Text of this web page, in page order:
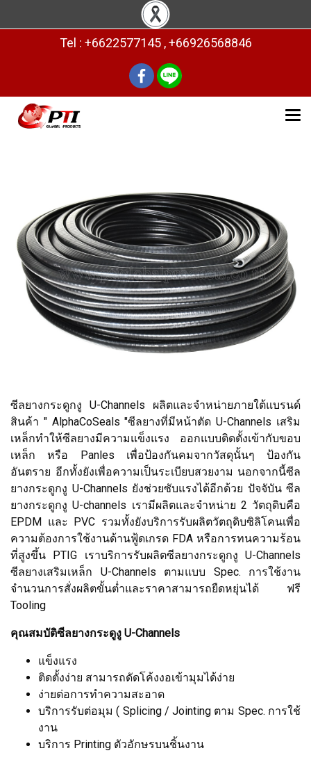
Tel : +6622577145 , +66926568846
ซีลยางกระดูกงู U-Channels ผลิตและจำหน่ายภายใต้แบรนด์
สินค้า " AlphaCoSeals "ซีลยางที่มีหน้าตัด U-Channels เสริม
เหล็กทำให้ซีลยางมีความแข็งแรง ออกแบบติดตั้งเข้ากับขอบ
เหล็ก หรือ Panles เพื่อป้องกันคมจากวัสดุนั้นๆ ป้องกัน
อันตราย อีกทั้งยังเพื่อความเป็นระเบียบสวยงาม นอกจากนี้ซีล
ยางกระดูกงู U-Channels ยังช่วยซับแรงได้อีกด้วย ปัจจับัน ซีล
ยางกระดูกงู U-channels เรามีผลิตและจำหน่าย 2 วัตถุดิบคือ
EPDM และ PVC รวมทั้งยังบริการรับผลิตวัตถุดิบซิลิโคนเพื่อ
ความต้องการใช้งานด้านฟู้ดเกรด FDA หรือการทนความร้อน
ที่สูงขึ้น PTIG เราบริการรับผลิตซีลยางกระดูกงู U-Channels
ซีลยางเสริมเหล็ก U-Channels ตามแบบ Spec. การใช้งาน
จำนวนการสั่งผลิตขั้นต่ำและราคาสามารถยืดหยุ่นได้ ฟรี
Tooling
คุณสมบัติซีลยางกระดูงู U-Channels
แข็งแรง
ติดตั้งง่าย สามารถดัดโค้งงอเข้ามุมได้ง่าย
ง่ายต่อการทำความสะอาด
บริการรับต่อมุม ( Splicing / Jointing ตาม Spec. การใช้
งาน
บริการ Printing ตัวอักษรบนชิ้นงาน